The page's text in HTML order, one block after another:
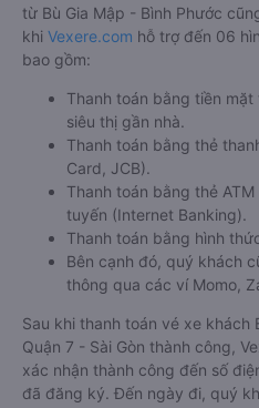
từ Bù Gia Mập - Bình Phước
khi Vexere.com hỗ trợ đến 06
bao gồm:
Thanh toán bằng tiền
siêu thị gần nhà.
Thanh toán bằng thẻ
Card, JCB).
Thanh toán bằng thẻ
tuyến (Internet Banking).
Thanh toán bằng hình
Bên cạnh đó, quý khách
thông qua các ví Momo,
Sau khi thanh toán vé xe khách
Quận 7 - Sài Gòn thành công,
xác nhận thành công đến số
đã đăng ký. Đến ngày đi, quý